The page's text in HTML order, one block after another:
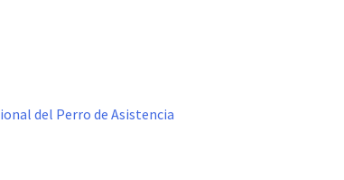
del Perro de Asistencia